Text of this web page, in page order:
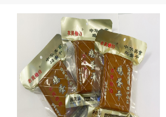
绿佳
黄河之恋 老兵
农民伯伯 双安